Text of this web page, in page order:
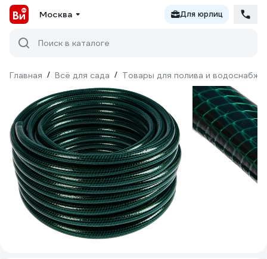
Москва Для юрлиц
Поиск в каталоге
Главная / Всё для сада / Товары для полива и